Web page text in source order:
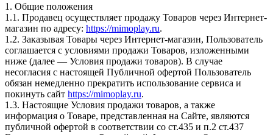
1. Общие положения
1.1. Продавец осуществляет продажу Товаров через Интернет-
магазин по адресу: https://mimoplay.ru.
1.2. Заказывая Товары через Интернет-магазин, Пользователь
соглашается с условиями продажи Товаров, изложенными
ниже (далее — Условия продажи товаров). В случае
несогласия с настоящей Публичной офертой Пользователь
обязан немедленно прекратить использование сервиса и
покинуть сайт https://mimoplay.ru.
1.3. Настоящие Условия продажи товаров, а также
информация о Товаре, представленная на Сайте, являются
публичной офертой в соответствии со ст.435 и п.2 ст.437